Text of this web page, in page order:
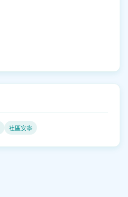
社區安寧